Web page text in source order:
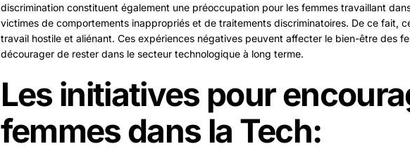
discrimination constituent également une préoccupation pour les femmes travaillant
victimes de comportements inappropriés et de traitements discriminatoires. De ce fait,
travail hostile et aliénant. Ces expériences négatives peuvent affecter le bien-être des
décourager de rester dans le secteur technologique à long terme.
Les initiatives pour
femmes dans la Tech: